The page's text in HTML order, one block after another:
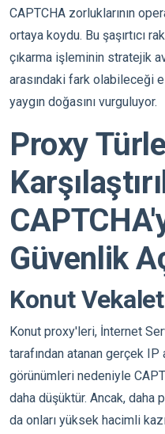
CAPTCHA zorluklarının
ortaya koydu. Bu şaşırtıcı
çıkarma işleminin stratejik
arasındaki fark olabileceği
yaygın doğasını vurguluyor.
Proxy
Güvenlik
Konut
Konut proxy'leri, İnternet
tarafından atanan gerçek IP
görünümleri nedeniyle
daha düşüktür. Ancak, daha
da onları yüksek hacimli